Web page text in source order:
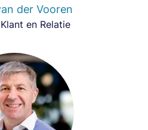
der Vooren
en Relatie